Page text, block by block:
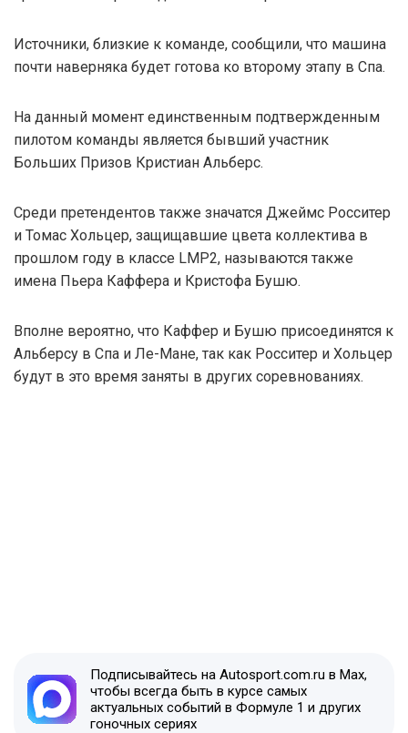
Источники, близкие к команде, сообщили, что машина
почти наверняка будет готова ко второму этапу в Спа.
На данный момент единственным подтвержденным
пилотом команды является бывший участник
Больших Призов Кристиан Альберс.
Среди претендентов также значатся Джеймс Росситер
и Томас Хольцер, защищавшие цвета коллектива в
прошлом году в классе LMP2, называются также
имена Пьера Каффера и Кристофа Бушю.
Вполне вероятно, что Каффер и Бушю присоединятся к
Альберсу в Спа и Ле-Мане, так как Росситер и Хольцер
будут в это время заняты в других соревнованиях.
Подписывайтесь на Autosport.com.ru в Max,
чтобы всегда быть в курсе самых
актуальных событий в Формуле 1 и других
гоночных сериях